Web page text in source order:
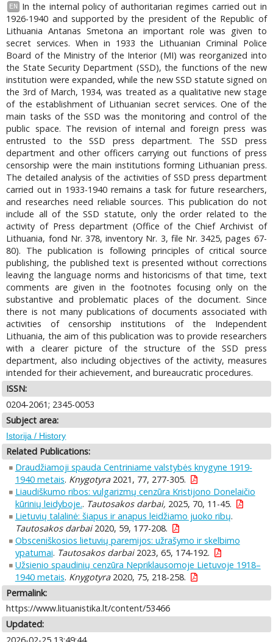
EN
In the internal policy of authoritarian regimes carried out in
1926-1940 and supported by the president of the Republic of
Lithuania Antanas Smetona an important role was given to
secret services. When in 1933 the Lithuanian Criminal Police
Board of the Ministry of the Interior (MI) was reorganized into
the State Security Department (SSD), the functions of the new
institution were expanded, while the new SSD statute signed on
the 3rd of March, 1934, was treated as a qualitative new stage
of the establishment of Lithuanian secret services. One of the
main tasks of the SSD was the monitoring and control of the
public space. The revision of internal and foreign press was
entrusted to the SSD press department. The SSD press
department and other officers carrying out functions of press
censorship were the main institutions forming Lithuanian press.
The detailed analysis of the activities of SSD press department
carried out in 1933-1940 remains a task for future researchers,
and researches need reliable sources. This publication do not
include all of the SSD statute, only the order related to the
activity of Press department (Office of the Chief Archivist of
Lithuania, fond Nr. 378, inventory Nr. 3, file Nr. 3425, pages 67-
80). The publication is following principles of critical source
publishing, the published text is presented without corrections
leaving the language norms and historicisms of that time, text
comments are given in the footnotes focusing only on the
substantive and problematic places of the document. Since
there is not many publications of documents associated with
activities of censorship institutions of the Independent
Lithuania, the aim of this publication was to provide researchers
with a clearer picture of the structure of the SSD press
department, also including objectives of the activity, measures
intended for their achievement, and bureaucratic procedures.
ISSN:
0204-2061; 2345-0053
Subject area:
Istorija / History
Related Publications:
Draudžiamoji spauda Centriniame valstybės knygyne 1919-
1940 metais. Knygotyra2021, 77, 277-305.
Liaudiškumo ribos: vulgarizmų cenzūra Kristijono Donelaičio
kūrinių leidyboje.. Tautosakos darbai, 2025, 70, 11-45.
Lietuvių talalinė: šiapus ir anapus leidžiamo juoko ribų.
Tautosakos darbai2020, 59, 177-208.
Obsceniškosios lietuvių paremijos: užrašymo ir skelbimo
ypatumai. Tautosakos darbai2023, 65, 174-192.
Užsienio spaudinių cenzūra Nepriklausomoje Lietuvoje 1918–
1940 metais. Knygotyra2020, 75, 218-258.
Permalink:
https://www.lituanistika.lt/content/53466
Updated: